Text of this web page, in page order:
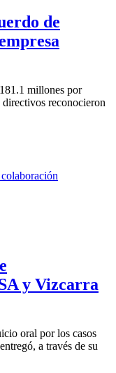
de
millones por
reconocieron
y Vizcarra
oral por los casos
a través de su